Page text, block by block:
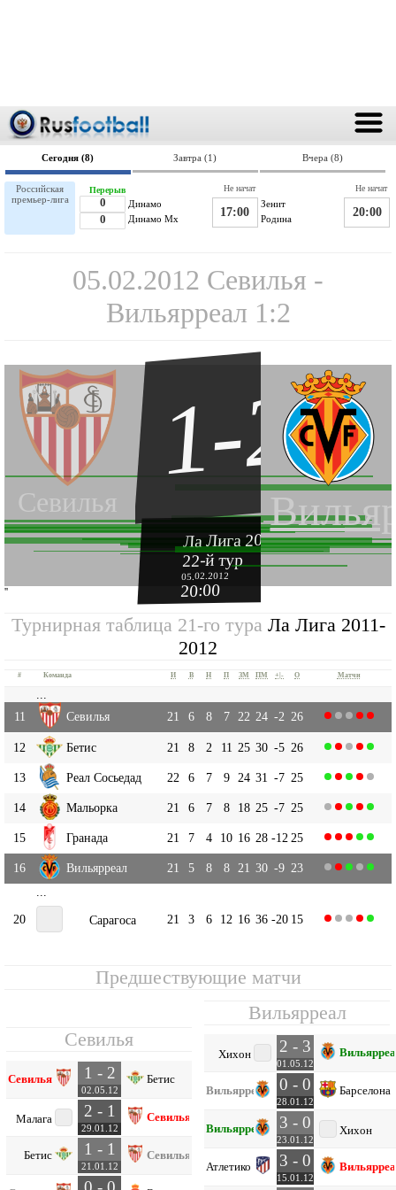
Сегодня (8) Завтра (1) Вчера (8)
Российская
премьер-лига
Динамо
0
0
Динамо Мх
Перерыв
Зенит
17:00 Родина
Не начат
20:00
Не начат
05.02.2012 Севилья -
Вильярреал 1:2
Севилья
1-2
Ла Лига 2011-2012
22-й тур
05.02.2012
20:00
''
Турнирная таблица 21-го тура Ла Лига 2011-
2012
# Команда И В Н П ЗМ ПМ +|- О Матчи
11
Севилья 21 6 8 7 22 24 -2 26
12 Бетис 21 8 2 11 25 30 -5 26
13 Реал Сосьедад 22 6 7 9 24 31 -7 25
14 Мальорка 21 6 7 8 18 25 -7 25
15 Гранада 21 7 4 10 16 28 -12 25
16 Вильярреал 21 5 8 8 21 30 -9 23
20
Сарагоса 21 3 6 12 16 36 -20 15
Предшествующие матчи
Севилья
Севилья 1 - 2
02.05.12
Бетис
Малага 2 - 1
29.01.12
Севилья
Бетис 1 - 1
21.01.12
Севилья
Вильярреал
Хихон 2 - 3
01.05.12
Вильярреал 0 - 0
28.01.12
Барселона
Вильярреал 3 - 0
23.01.12
Хихон
Атлетико 3 - 0
15.01.12